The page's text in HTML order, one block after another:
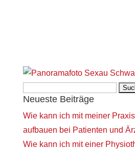
nach:
Neueste Beiträge
Wie kann ich mit meiner
aufbauen bei Patienten und
Wie kann ich mit einer